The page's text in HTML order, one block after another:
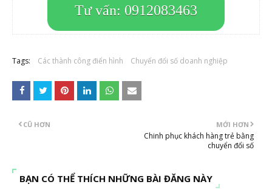
Tư vấn: 0912083463
Tags: Các thành công điển hình Chuyển đổi số doanh nghiệp
MỚI HƠN
Chinh phục khách hàng trẻ bằng
chuyển đổi số
CŨ HƠN
BẠN CÓ THỂ THÍCH NHỮNG BÀI ĐĂNG NÀY